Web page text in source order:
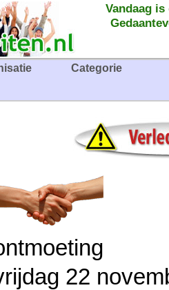
Vandaag
Categorie
22